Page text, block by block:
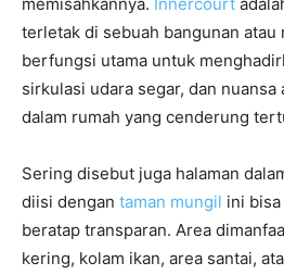
terletak di sebuah bangunan atau
berfungsi utama untuk
sirkulasi udara segar, dan nuansa
dalam rumah yang cenderung
Sering disebut juga halaman
diisi dengan taman mungil ini
beratap transparan. Area
kering, kolam ikan, area santai,